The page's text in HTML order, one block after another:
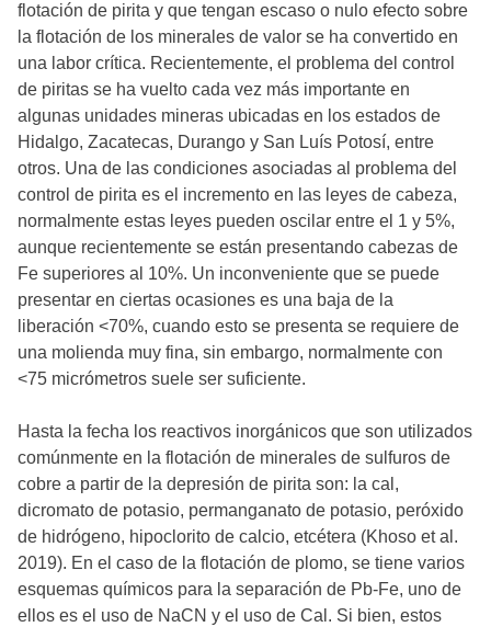
flotación de pirita y que tengan escaso o nulo efecto sobre
la flotación de los minerales de valor se ha convertido en
una labor crítica. Recientemente, el problema del control
de piritas se ha vuelto cada vez más importante en
algunas unidades mineras ubicadas en los estados de
Hidalgo, Zacatecas, Durango y San Luís Potosí, entre
otros. Una de las condiciones asociadas al problema del
control de pirita es el incremento en las leyes de cabeza,
normalmente estas leyes pueden oscilar entre el 1 y 5%,
aunque recientemente se están presentando cabezas de
Fe superiores al 10%. Un inconveniente que se puede
presentar en ciertas ocasiones es una baja de la
liberación <70%, cuando esto se presenta se requiere de
una molienda muy fina, sin embargo, normalmente con
<75 micrómetros suele ser suficiente.
Hasta la fecha los reactivos inorgánicos que son utilizados
comúnmente en la flotación de minerales de sulfuros de
cobre a partir de la depresión de pirita son: la cal,
dicromato de potasio, permanganato de potasio, peróxido
de hidrógeno, hipoclorito de calcio, etcétera (Khoso et al.
2019). En el caso de la flotación de plomo, se tiene varios
esquemas químicos para la separación de Pb-Fe, uno de
ellos es el uso de NaCN y el uso de Cal. Si bien, estos